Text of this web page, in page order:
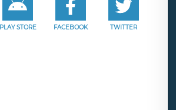
PLAY STORE FACEBOOK TWITTER